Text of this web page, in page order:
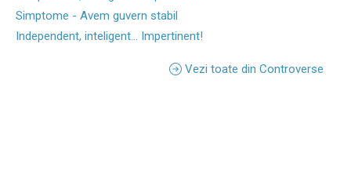
Simptome - Avem guvern stabil
Independent, inteligent... Impertinent!
Vezi toate din Controverse